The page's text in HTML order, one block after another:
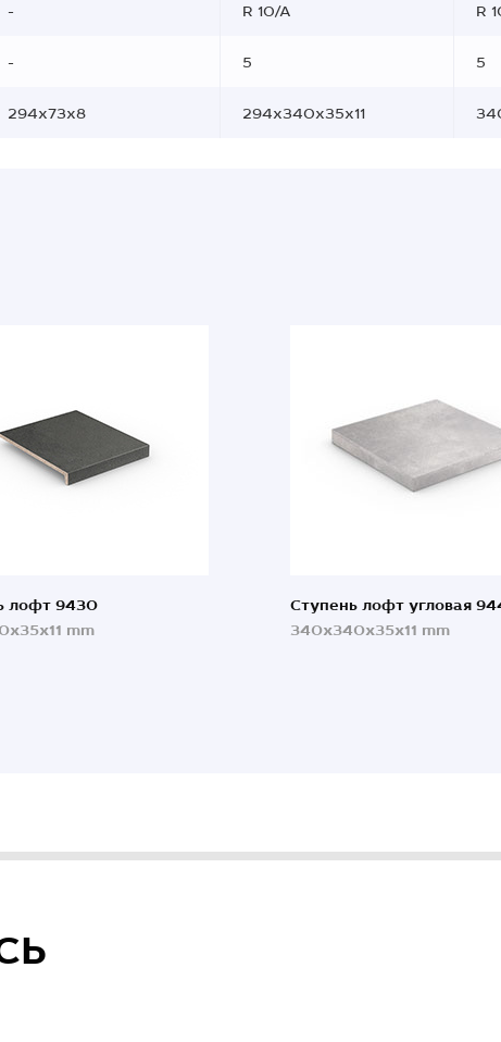
- R 10/A R
- 5 5
294x73x8 294x340x35x11
лофт 9430
mm
Ступень лофт угловая
340x340x35x11 mm